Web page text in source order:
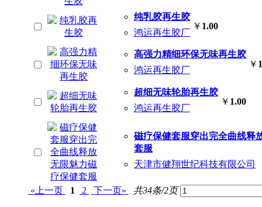
纯乳胶再生胶
鸿运再生胶厂
￥ 1.00
高强力精细环保无味再生胶
鸿运再生胶厂
￥
超细无味轮胎再生胶
鸿运再生胶厂
￥ 1.00
磁疗保健套服穿出完全曲线释
套服
天津市健翔世纪科技有限公司
«上一页 1 2 下一页» 共34条/2页